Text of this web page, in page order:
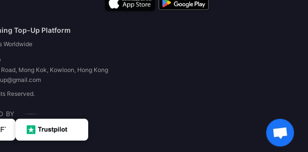
Top-Up Platform
Worldwide
Mong Kok, Kowloon, Hong Kong
Reserved.
BY